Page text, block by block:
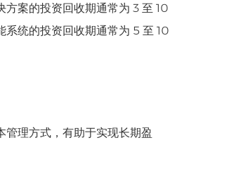
案的投资回收期通常为 3 至 10
统的投资回收期通常为 5 至 10
理方式，有助于实现长期盈